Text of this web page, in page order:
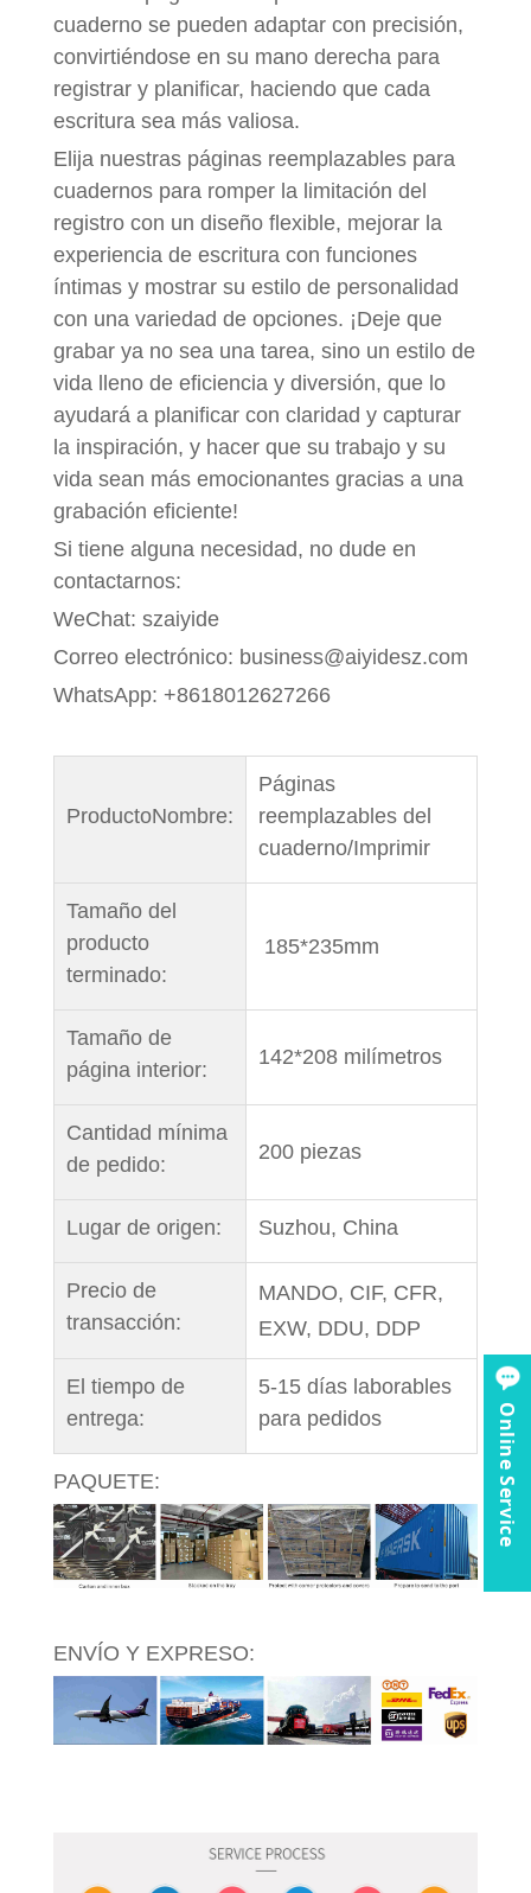
cuaderno se pueden adaptar con precisión,
convirtiéndose en su mano derecha para
registrar y planificar, haciendo que cada
escritura sea más valiosa.
Elija nuestras páginas reemplazables para
cuadernos para romper la limitación del
registro con un diseño flexible, mejorar la
experiencia de escritura con funciones
íntimas y mostrar su estilo de personalidad
con una variedad de opciones. ¡Deje que
grabar ya no sea una tarea, sino un estilo de
vida lleno de eficiencia y diversión, que lo
ayudará a planificar con claridad y capturar
la inspiración, y hacer que su trabajo y su
vida sean más emocionantes gracias a una
grabación eficiente!
Si tiene alguna necesidad, no dude en
contactarnos:
WeChat: szaiyide
Correo electrónico: business@aiyidesz.com
WhatsApp: +8618012627266
ProductoNombre:
Páginas
reemplazables del
cuaderno/Imprimir
Tamaño del
producto
terminado:
185*235mm
Tamaño de
página interior:
142*208 milímetros
Cantidad mínima
de pedido:
200 piezas
Lugar de origen: Suzhou, China
Precio de
transacción:
MANDO, CIF, CFR,
EXW, DDU, DDP
El tiempo de
entrega:
5-15 días laborables
para pedidos
PAQUETE:
ENVÍO Y EXPRESO:
Online Service